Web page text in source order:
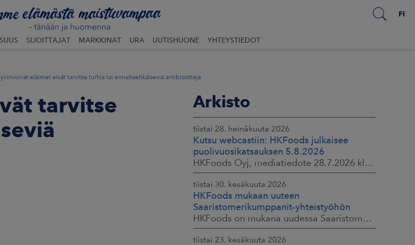
FI
SIJOITTAJAT MARKKINAT URA UUTISHUONE YHTEYSTIEDOT
eläimet eivät tarvitse turhia tai ennaltaehkäiseviä antibiootteja
tarvitse
Arkisto
tiistai 28. heinäkuuta 2026
Kutsu webcastiin: HKFoods julkaisee
puolivuosikatsauksen 5.8.2026
HKFoods Oyj, mediatiedote 28.7.2026 klo 14.00
tiistai 30. kesäkuuta 2026
HKFoods mukaan uuteen
Saaristomerikumppanit-yhteistyöhön
HKFoods on mukana uudessa Saaristomerikumppanit-hankkeessa, joka kokoaa yhteen elintarviketeollisuuden, kaupan, maataloustuottajat ja asiantuntijat. Tavoitteena
tiistai 23. kesäkuuta 2026